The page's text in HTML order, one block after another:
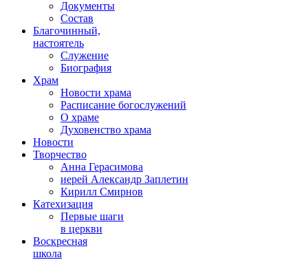
Документы
Состав
Благочинный,
настоятель
Служение
Биография
Храм
Новости храма
Расписание богослужений
О храме
Духовенство храма
Новости
Творчество
Анна Герасимова
иерей Александр Заплетин
Кирилл Смирнов
Катехизация
Первые шаги
в церкви
Воскресная
школа